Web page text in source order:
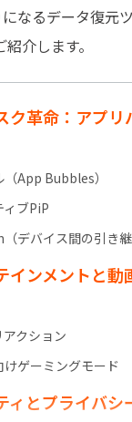
なるデータ復元
介します。
ク革命：アプリ
App Bubbles）
ィブPiP
デバイス間の引き継
インメントと動
クション
ゲーミングモード
ィとプライバシ